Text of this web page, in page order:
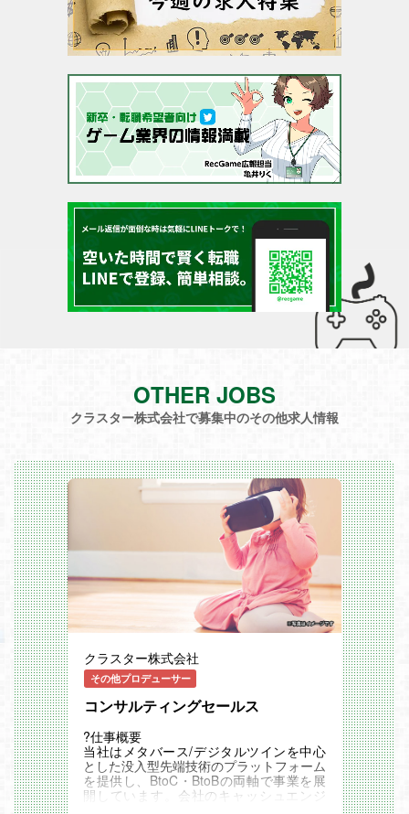
OTHER JOBS
クラスター株式会社で募集中のその他求人情報
クラスター株式会社
その他プロデューサー
コンサルティングセールス
?仕事概要
当社はメタバース/デジタルツインを中心
とした没入型先端技術のプラットフォーム
を提供し、BtoC・BtoBの両軸で事業を展
開しています。会社のキャッシュエンジ